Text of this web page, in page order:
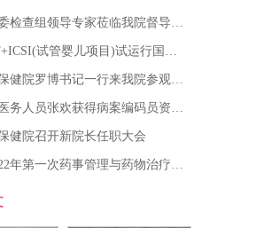
检查组领导专家莅临我院督导…
试管婴儿项目)试运行国…
健院罗博书记一行来我院参观…
务人员张欢获得病案编码员资…
健院召开新院长任职大会
年第一次药事管理与药物治疗…